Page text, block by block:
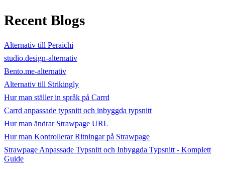
Recent Blogs
Alternativ till Peraichi
studio.design-alternativ
Bento.me-alternativ
Alternativ till Strikingly
Hur man ställer in språk på Carrd
Carrd anpassade typsnitt och inbyggda typsnitt
Hur man ändrar Strawpage URL
Hur man Kontrollerar Ritningar på Strawpage
Strawpage Anpassade Typsnitt och Inbyggda Typsnitt - Komplett
Guide